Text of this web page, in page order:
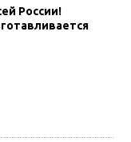
России!